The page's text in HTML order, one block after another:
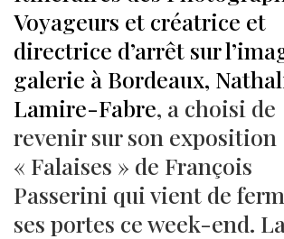
Voyageurs et créatrice et
directrice d’arrêt sur
galerie à Bordeaux,
Lamire-Fabre, a choisi de
revenir sur son exposition
« Falaises » de François
Passerini qui vient de
ses portes ce week-end. La